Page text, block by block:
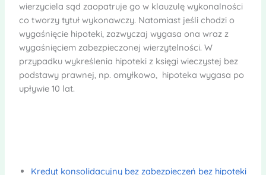
wierzyciela sąd zaopatruje go w klauzulę wykonalności
co tworzy tytuł wykonawczy. Natomiast jeśli chodzi o
wygaśnięcie hipoteki, zazwyczaj wygasa ona wraz z
wygaśnięciem zabezpieczonej wierzytelności. W
przypadku wykreślenia hipoteki z księgi wieczystej bez
podstawy prawnej, np. omyłkowo, hipoteka wygasa po
upływie 10 lat.
Kredyt konsolidacyjny bez zabezpieczeń bez hipoteki